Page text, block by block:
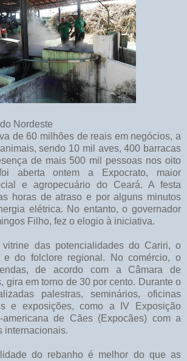
Nordeste
de 60 milhões de reais em negócios, a
sendo 10 mil aves, 400 barracas
de mais 500 mil pessoas nos oito
aberta ontem a Expocrato, maior
e agropecuário do Ceará. A festa
horas de atraso e por alguns minutos
elétrica. No entanto, o governador
Filho, fez o elogio à iniciativa.
das potencialidades do Cariri, o
e do folclore regional. No comércio, o
de acordo com a Câmara de
gira em torno de 30 por cento. Durante o
palestras, seminários, oficinas
e exposições, como a IV Exposição
americana de Cães (Expocães) com a
internacionais.
do rebanho é melhor do que as